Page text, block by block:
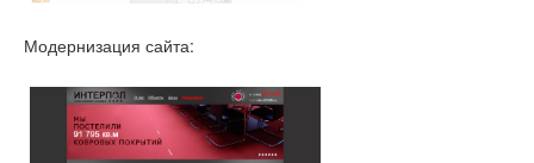
Модернизация сайта: